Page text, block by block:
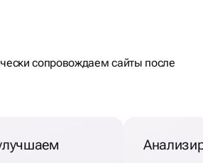
сопровождаем сайты после